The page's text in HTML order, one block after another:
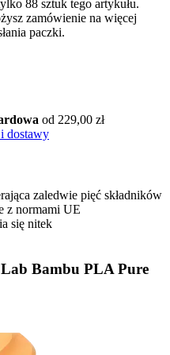
88 sztuk tego artykułu.
zamówienie na więcej
paczki.
od 229,00 zł
dostawy
zaledwie pięć składników
z normami UE
się nitek
Bambu PLA Pure